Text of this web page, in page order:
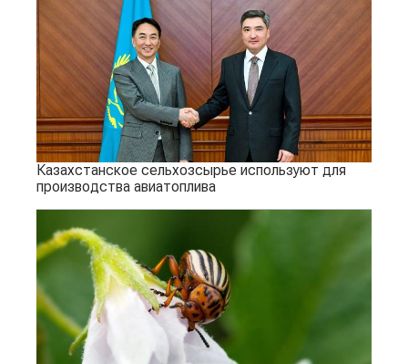
Казахстанское сельхозсырье используют для
производства авиатоплива